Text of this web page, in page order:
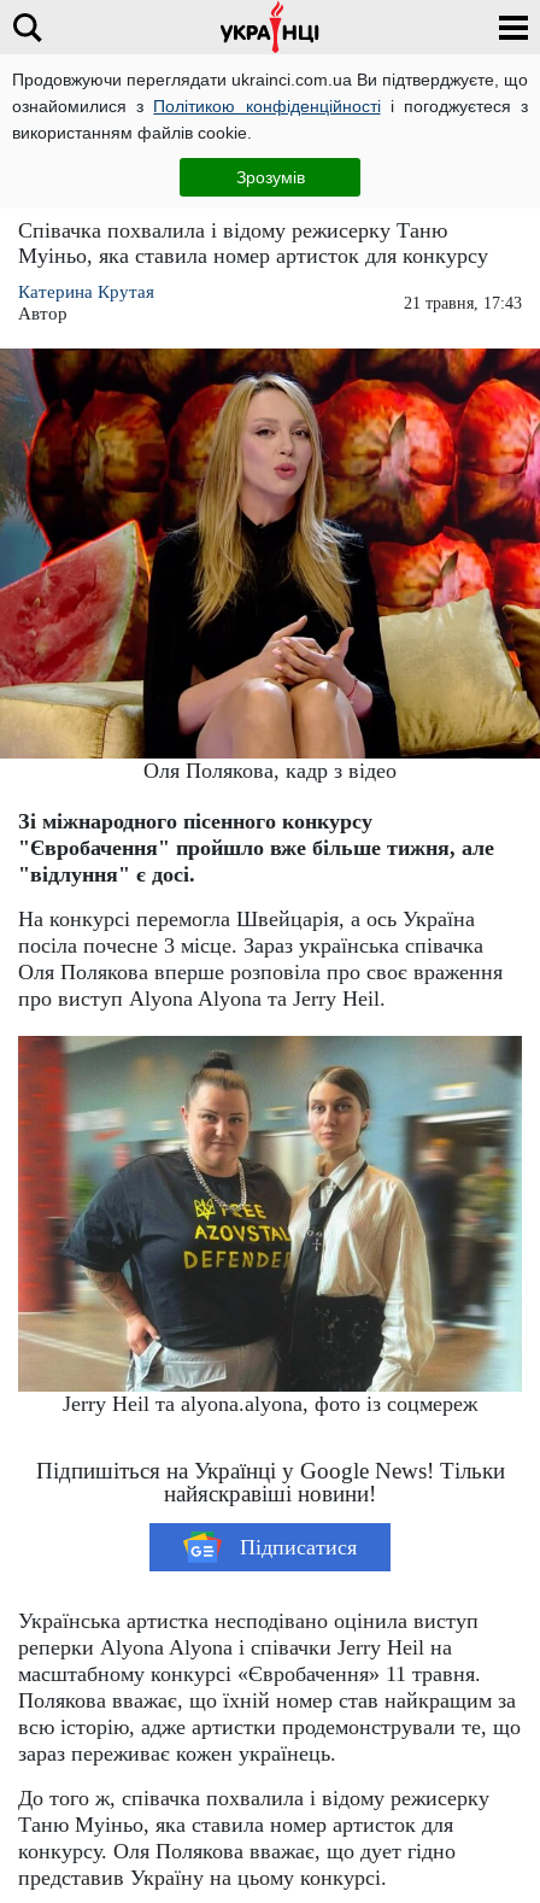
Продовжуючи переглядати ukrainci.com.ua Ви підтверджуєте, що
ознайомилися з Політикою конфіденційностіі погоджуєтеся з
використанням файлів cookie.
Зрозумів
Оля Полякова вперше висловилася про
"Євробачення": "Він повний абсолютно"
Співачка похвалила і відому режисерку Таню
Муіньо, яка ставила номер артисток для конкурсу
Катерина Крутая
Автор
21 травня, 17:43
Оля Полякова, кадр з відео
Зі міжнародного пісенного конкурсу
"Євробачення" пройшло вже більше тижня, але
"відлуння" є досі.
На конкурсі перемогла Швейцарія, а ось Україна
посіла почесне 3 місце. Зараз українська співачка
Оля Полякова вперше розповіла про своє враження
про виступ Alyona Alyona та Jerry Heil.
Jerry Heil та alyona.alyona, фото із соцмереж
Підпишіться на Українці у Google News! Тільки
найяскравіші новини!
Підписатися
Українська артистка несподівано оцінила виступ
реперки Alyona Alyona і співачки Jerry Heil на
масштабному конкурсі «Євробачення» 11 травня.
Полякова вважає, що їхній номер став найкращим за
всю історію, адже артистки продемонстрували те, що
зараз переживає кожен українець.
До того ж, співачка похвалила і відому режисерку
Таню Муіньо, яка ставила номер артисток для
конкурсу. Оля Полякова вважає, що дует гідно
представив Україну на цьому конкурсі.